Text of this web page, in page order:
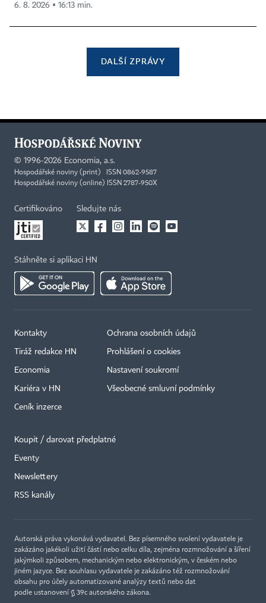
6. 8. 2026 ▪ 16:13 min.
DALŠÍ ZPRÁVY
© 1996-2026 Economia, a.s.
Hospodářské noviny (print) ISSN 0862-9587
Hospodářské noviny (online) ISSN 2787-950X
Certifikováno Sledujte nás
Stáhněte si aplikaci HN
Kontakty
Tiráž redakce HN
Economia
Kariéra v HN
Ceník inzerce
Ochrana osobních údajů
Prohlášení o cookies
Nastavení soukromí
Všeobecné smluvní podmínky
Koupit / darovat předplatné
Eventy
Newslettery
RSS kanály
Autorská práva vykonává vydavatel. Bez písemného svolení vydavatele je
zakázáno jakékoli užití částí nebo celku díla, zejména rozmnožování a šíření
jakýmkoli způsobem, mechanickým nebo elektronickým, v českém nebo
jiném jazyce. Bez souhlasu vydavatele je zakázáno též rozmnožování
obsahu pro účely automatizované analýzy textů nebo dat
podle ustanovení § 39c autorského zákona.